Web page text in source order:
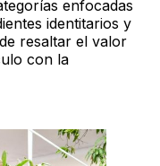
enfocadas
identitarios y
resaltar el valor
con la